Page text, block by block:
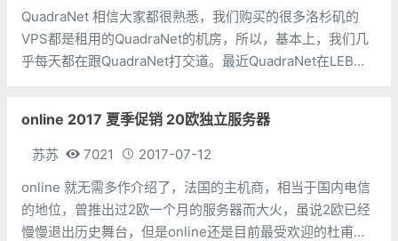
QuadraNet 相信大家都很熟悉，我们购买的很多洛杉矶的
VPS都是租用的QuadraNet的机房，所以，基本上，我们几
乎每天都在跟QuadraNet打交道。最近QuadraNet在LEB发
online 2017 夏季促销 20欧独立服务器
苏苏 7021
2017-07-12
online 就无需多作介绍了，法国的主机商，相当于国内电信
的地位，曾推出过2欧一个月的服务器而大火，虽说2欧已经
慢慢退出历史舞台，但是online还是目前最受欢迎的杜甫商